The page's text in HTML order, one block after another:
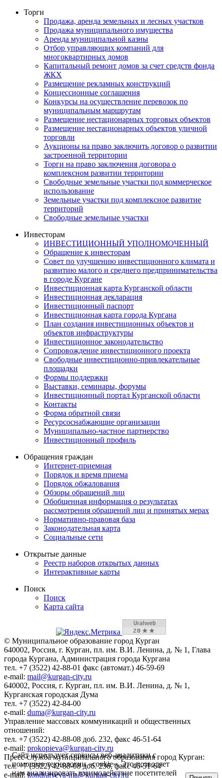
Торги
Продажа, аренда земельных и лесных участков
Продажа муниципального имущества
Аренда муниципальной казны
Отбор управляющих компаний для
многоквартирных домов
Капитальный ремонт домов за счет средств фонда
ЖКХ
Размещение рекламных конструкций
Концессионные соглашения
Конкурсы на осуществление перевозок по
муниципальным маршрутам
Размещение нестационарных торговых объектов
Размещение нестационарных объектов уличной
торговли
Аукционы на право заключить договор о развитии
застроенной территории
Торги на право заключения договора о
комплексном развитии территории
Свободные земельные участки под коммерческое
использование
Земельные участки под комплексное развитие
территорий
Свободные земельные участки
Инвесторам
ИНВЕСТИЦИОННЫЙ УПОЛНОМОЧЕННЫЙ
Обращение к инвесторам
Совет по улучшению инвестиционного климата и
развитию малого и среднего предпринимательства
в городе Кургане
Инвестиционная карта Курганской области
Инвестиционная декларация
Инвестиционный паспорт
Инвестиционная карта города Кургана
План создания инвестиционных объектов и
объектов инфраструктуры
Инвестиционное законодательство
Сопровождение инвестиционного проекта
Свободные инвестиционно-привлекательные
площадки
Формы поддержки
Выставки, семинары, форумы
Инвестиционный портал Курганской области
Контакты
Форма обратной связи
Ресурсоснабжающие организации
Муниципально-частное партнерство
Инвестиционный профиль
Обращения граждан
Интернет-приемная
Порядок и время приема
Порядок обжалования
Обзоры обращений лиц
Обобщенная информация о результатах
рассмотрения обращений лиц и принятых мерах
Нормативно-правовая база
Законодательная карта
Социальные сети
Открытые данные
Реестр наборов открытых данных
Интерактивные карты
Поиск
Поиск
Карта сайта
© Муниципальное образование город Курган
640002, Россия, г. Курган, пл. им. В.И. Ленина, д. № 1, Глава
города Кургана, Администрация города Кургана
тел. +7 (3522) 42-88-01 факс (автомат.) 46-59-69
e-mail: mail@kurgan-city.ru
640002, Россия, г. Курган, пл. им. В.И. Ленина, д. № 1,
Курганская городская Дума
тел. +7 (3522) 42-84-00
e-mail: duma@kurgan-city.ru
Управление массовых коммуникаций и общественных
отношений:
тел. +7 (3522) 42-88-08 доб. 232, факс 46-51-64
e-mail: prokopieva@kurgan-city.ru
Пресс-служба муниципального образования город Курган:
тел. +7 (3522) 42-88-08 доб. 236, факс 46-51-64
e-mail:kondratyeva-ma@kurgan-city.ru
Сайт использует сервисы веб-аналитики с
помощью технологии «cookie». Это позволяет
нам анализировать взаимодействие посетителей